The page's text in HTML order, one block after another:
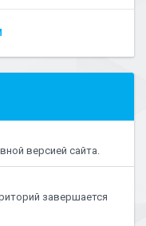
версией сайта.
завершается